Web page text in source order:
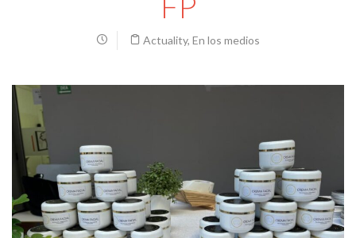
Actuality, En los medios